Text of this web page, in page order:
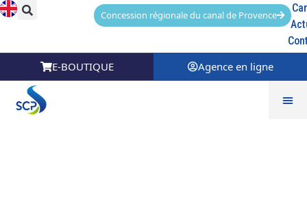
Concession régionale du canal de Provence
E-BOUTIQUE Agence en ligne